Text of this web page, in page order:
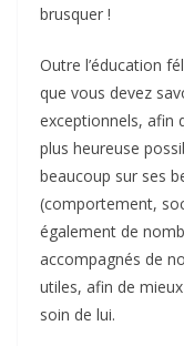
brusquer !
Outre l’éducation
que vous devez
exceptionnels, afin
plus heureuse
beaucoup sur ses
(comportement,
également de
accompagnés de
utiles, afin de
soin de lui.